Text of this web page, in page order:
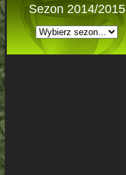
Sezon 2014/2015